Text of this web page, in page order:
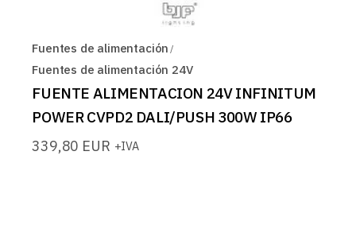
Fuentes de alimentación
Fuentes de alimentación 24V
FUENTE ALIMENTACION 24V INFINITUM
POWER CVPD2 DALI/PUSH 300W IP66
339,80 EUR +IVA